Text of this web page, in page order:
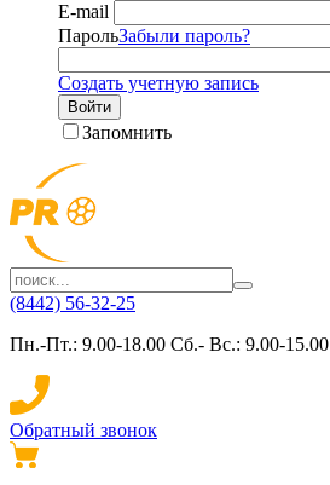
E-mail
ПарольЗабыли пароль?
Создать учетную запись
Войти
Запомнить
(8442) 56-32-25
Пн.-Пт.: 9.00-18.00 Сб.- Вс.: 9.00-15.00
Обратный звонок